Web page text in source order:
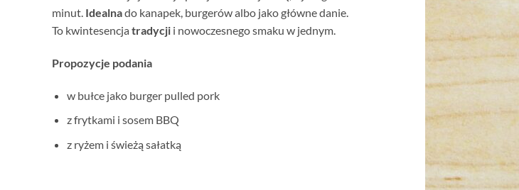
minut. Idealnado kanapek, burgerów albo jako główne danie.
To kwintesencja tradycji i nowoczesnego smaku w jednym.
Propozycje podania
w bułce jako burger pulled pork
z frytkami i sosem BBQ
z ryżem i świeżą sałatką